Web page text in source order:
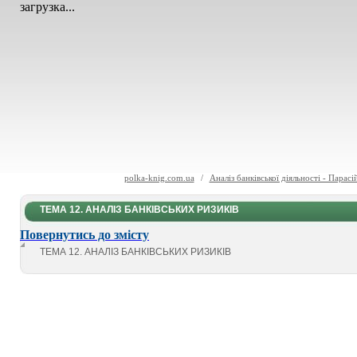
загрузка...
polka-knig.com.ua / Аналіз банківської діяльності -
ТЕМА 12. АНАЛІЗ БАНКІВСЬКИХ РИЗИКІВ
Повернутись до змісту
ТЕМА 12. АНАЛІЗ БАНКІВСЬКИХ РИЗИКІВ